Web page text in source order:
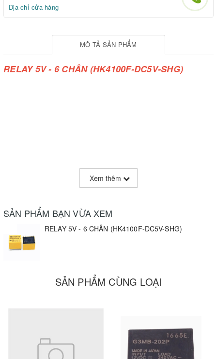
Địa chỉ cửa hàng
MÔ TẢ SẢN PHẨM
RELAY 5V - 6 CHÂN (HK4100F-DC5V-SHG)
Xem thêm
SẢN PHẨM BẠN VỪA XEM
RELAY 5V - 6 CHÂN (HK4100F-DC5V-SHG)
SẢN PHẨM CÙNG LOẠI